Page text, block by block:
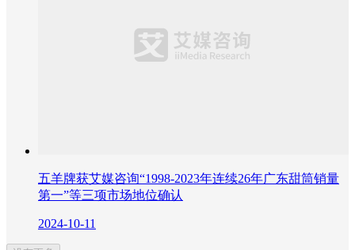
五羊牌获艾媒咨询“1998-2023年连续26年广东甜筒销量
第一”等三项市场地位确认
2024-10-11